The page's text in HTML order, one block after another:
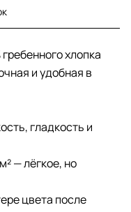
хлопка
и удобная в
гладкость и
— лёгкое, но
цвета после